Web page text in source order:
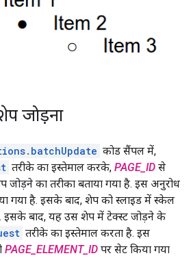
जोड़ना
कोड सैंपल में,
तरीके का इस्तेमाल करके, PAGE_ID से
जोड़ने का तरीका बताया गया है. इस अनुरोध
गया है. इसके बाद, शेप को स्लाइड में स्केल
इसके बाद, यह उस शेप में टेक्स्ट जोड़ने के
तरीके का इस्तेमाल करता है. इस
PAGE_ELEMENT_ID पर सेट किया गया